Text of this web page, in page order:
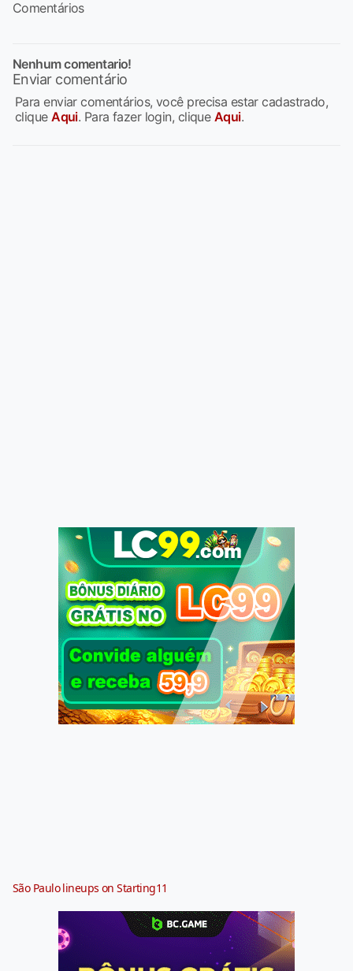
Comentários
Nenhum comentario!
Enviar comentário
Para enviar comentários, você precisa estar cadastrado,
cliqueAqui. Para fazer login, clique Aqui.
São Paulo lineups on Starting11